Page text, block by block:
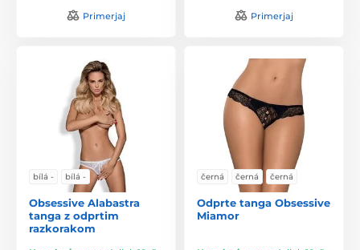
Primerjaj Primerjaj
bílá - bílá -
Obsessive Alabastra
tanga z odprtim
razkorakom
černá černá černá
Odprte tanga Obsessive
Miamor